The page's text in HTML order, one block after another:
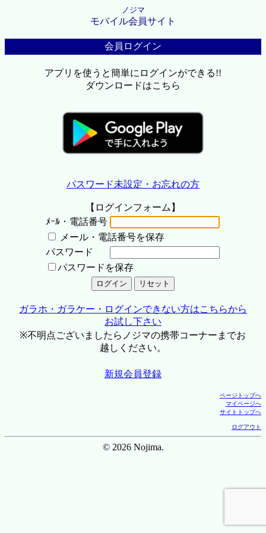
ノジマ
モバイル会員サイト
会員ログイン
アプリを使うと簡単にログインができる!!
ダウンロードはこちら
パスワード未設定・お忘れの方
【ログインフォーム】
ﾒｰﾙ・電話番号
メール・電話番号を保存
パスワード
パスワードを保存
ガラホ・ガラケー・ログインできない方はこちらから
お試し下さい
※不明点ございましたらノジマの携帯コーナーまでお
越しください。
新規会員登録
ページトップへ
マイページへ
サイトトップへ
ログアウト
© 2026 Nojima.